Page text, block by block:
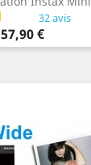
32 avis
Prix
57,90 €